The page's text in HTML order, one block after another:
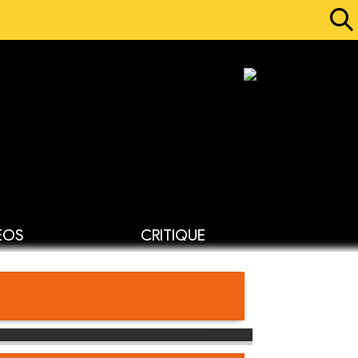
CRITIQUE